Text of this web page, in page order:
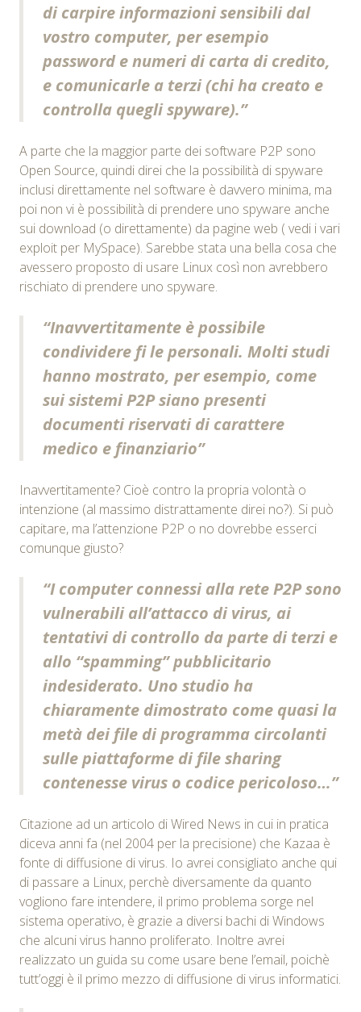
di carpire informazioni sensibili dal
vostro computer, per esempio
password e numeri di carta di credito,
e comunicarle a terzi (chi ha creato e
controlla quegli spyware).”
A parte che la maggior parte dei software P2P sono
Open Source, quindi direi che la possibilità di spyware
inclusi direttamente nel software è davvero minima, ma
poi non vi è possibilità di prendere uno spyware anche
sui download (o direttamente) da pagine web ( vedi i vari
exploit per MySpace). Sarebbe stata una bella cosa che
avessero proposto di usare Linux così non avrebbero
rischiato di prendere uno spyware.
“Inavvertitamente è possibile
condividere fi le personali. Molti studi
hanno mostrato, per esempio, come
sui sistemi P2P siano presenti
documenti riservati di carattere
medico e finanziario”
Inavvertitamente? Cioè contro la propria volontà o
intenzione (al massimo distrattamente direi no?). Si può
capitare, ma l’attenzione P2P o no dovrebbe esserci
comunque giusto?
“I computer connessi alla rete P2P sono
vulnerabili all’attacco di virus, ai
tentativi di controllo da parte di terzi e
allo “spamming” pubblicitario
indesiderato. Uno studio ha
chiaramente dimostrato come quasi la
metà dei file di programma circolanti
sulle piattaforme di file sharing
contenesse virus o codice pericoloso…”
Citazione ad un articolo di Wired News in cui in pratica
diceva anni fa (nel 2004 per la precisione) che Kazaa è
fonte di diffusione di virus. Io avrei consigliato anche qui
di passare a Linux, perchè diversamente da quanto
vogliono fare intendere, il primo problema sorge nel
sistema operativo, è grazie a diversi bachi di Windows
che alcuni virus hanno proliferato. Inoltre avrei
realizzato un guida su come usare bene l’email, poichè
tutt’oggi è il primo mezzo di diffusione di virus informatici.